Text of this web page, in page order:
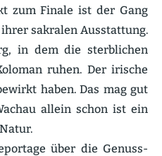
zum Finale ist der Gang
sakralen Ausstattung.
in dem die sterb­lichen
ruhen. Der irische
haben. Das mag gut
allein schon ist ein
über die Genuss-